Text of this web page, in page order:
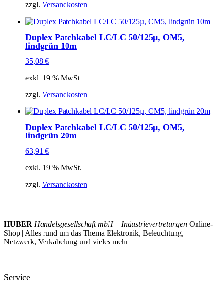
zzgl. Versandkosten
Duplex Patchkabel LC/LC 50/125µ, OM5,
lindgrün 10m
35,08 €
exkl. 19 % MwSt.
zzgl. Versandkosten
Duplex Patchkabel LC/LC 50/125µ, OM5,
lindgrün 20m
63,91 €
exkl. 19 % MwSt.
zzgl. Versandkosten
HUBER Handelsgesellschaft mbH – Industrievertretungen Online-
Shop | Alles rund um das Thema Elektronik, Beleuchtung,
Netzwerk, Verkabelung und vieles mehr
Service